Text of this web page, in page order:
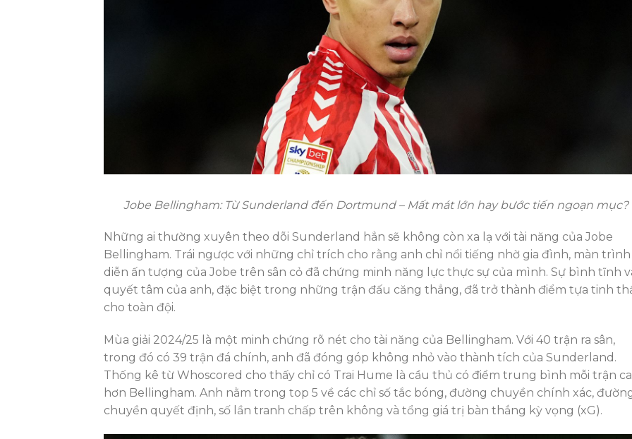
Jobe Bellingham: Từ Sunderland đến Dortmund – Mất mát lớn hay bước tiến ngoạn mục?
Những ai thường xuyên theo dõi Sunderland hẳn sẽ không còn xa lạ với tài năng của Jobe
Bellingham. Trái ngược với những chỉ trích cho rằng anh chỉ nổi tiếng nhờ gia đình, màn trình
diễn ấn tượng của Jobe trên sân cỏ đã chứng minh năng lực thực sự của mình. Sự bình tĩnh
quyết tâm của anh, đặc biệt trong những trận đấu căng thẳng, đã trở thành điểm tựa tinh
cho toàn đội.
Mùa giải 2024/25 là một minh chứng rõ nét cho tài năng của Bellingham. Với 40 trận ra sân,
trong đó có 39 trận đá chính, anh đã đóng góp không nhỏ vào thành tích của Sunderland.
Thống kê từ Whoscored cho thấy chỉ có Trai Hume là cầu thủ có điểm trung bình mỗi trận
hơn Bellingham. Anh nằm trong top 5 về các chỉ số tắc bóng, đường chuyền chính xác,
chuyền quyết định, số lần tranh chấp trên không và tổng giá trị bàn thắng kỳ vọng (xG).